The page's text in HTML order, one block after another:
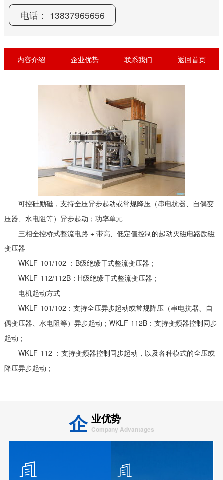
内容介绍 企业优势 联系我们 返回首页
可控硅励磁，支持全压异步起动或常规降压（串电抗器、自偶变
压器、水电阻等）异步起动；功率单元
三相全控桥式整流电路 + 带高、低定值控制的起动灭磁电路励磁
变压器
WKLF-101/102 ：B级绝缘干式整流变压器；
WKLF-112/112B：H级绝缘干式整流变压器；
电机起动方式
WKLF-101/102：支持全压异步起动或常规降压（串电抗器、自
偶变压器、水电阻等）异步起动；WKLF-112B：支持变频器控制同步
起动；
WKLF-112 ：支持变频器控制同步起动，以及各种模式的全压或
降压异步起动；
企 业优势
Company Advantages
 